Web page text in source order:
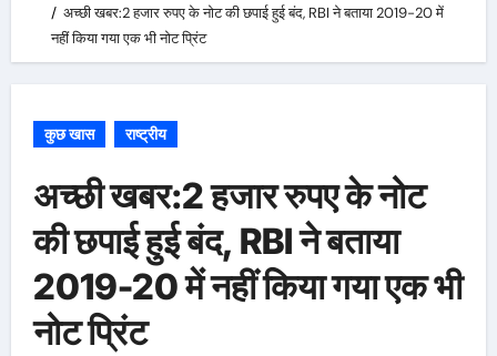
अच्छी खबर:2 हजार रुपए के नोट की छपाई हुई बंद, RBI ने बताया 2019-20 में
नहीं किया गया एक भी नोट प्रिंट
कुछ खास राष्ट्रीय
अच्छी खबर:2 हजार रुपए के नोट
की छपाई हुई बंद, RBI ने बताया
2019-20 में नहीं किया गया एक भी
नोट प्रिंट